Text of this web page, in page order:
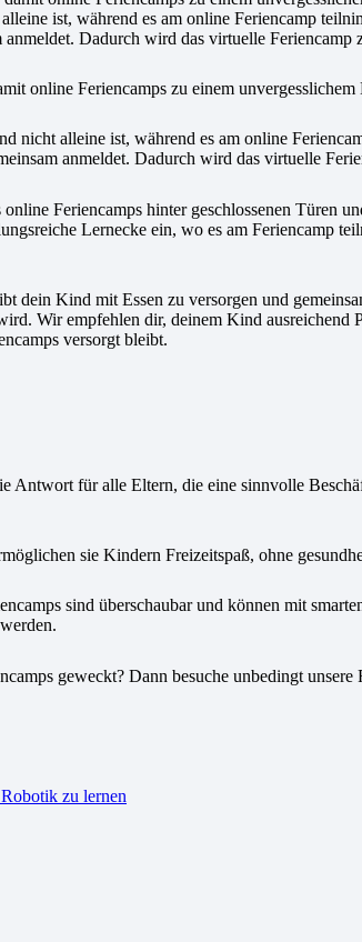
online Feriencamps zu einem
nicht alleine ist, während es am online
anmeldet. Dadurch wird das virtuelle
online Feriencamps hinter geschlossenen Türen
Lernecke ein, wo es am Feriencamp
dein Kind mit Essen zu versorgen und
Wir empfehlen dir, deinem Kind ausreichend
versorgt bleibt.
Antwort für alle Eltern, die eine sinnvolle
sie Kindern Freizeitspaß, ohne
sind überschaubar und können mit
geweckt? Dann besuche unbedingt unsere
zu lernen